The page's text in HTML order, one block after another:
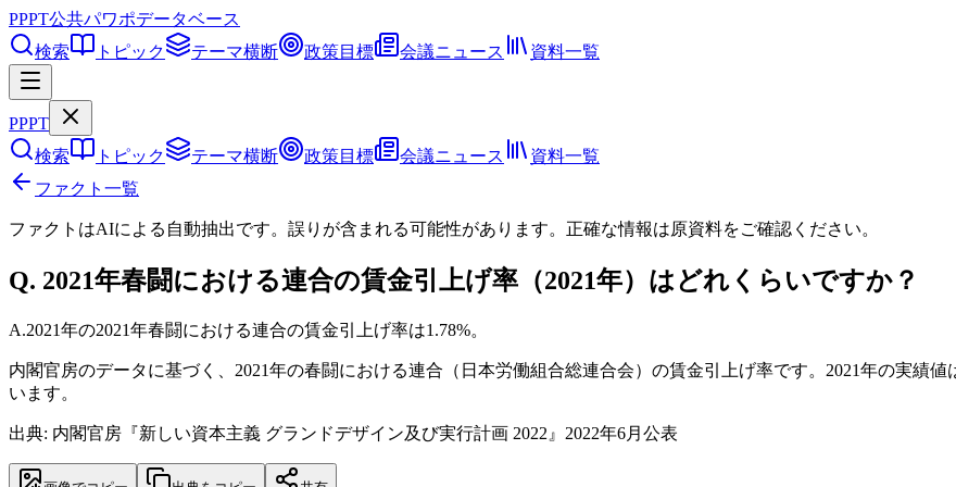
PPPT公共パワポデータベース
検索
トピック テーマ横断 政策目標 会議ニュース 資料一覧
PPPT
検索
トピック テーマ横断 政策目標 会議ニュース
資料一覧
ファクト一覧
ファクトはAIによる自動抽出です。誤りが含まれる可能性があります。正確な情報は原資料をご確認ください。
Q. 2021年春闘における連合の賃金引上げ率（2021年）はどれくらいですか？
A.2021年の2021年春闘における連合の賃金引上げ率は1.78%。
内閣官房のデータに基づく、2021年の春闘における連合（日本労働組合総連合会）の賃金引上げ率です。2021年の実績
います。
出典: 内閣官房『新しい資本主義 グランドデザイン及び実行計画 2022』2022年6月公表